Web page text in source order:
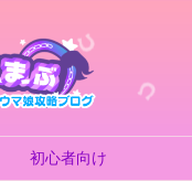
初心者向け